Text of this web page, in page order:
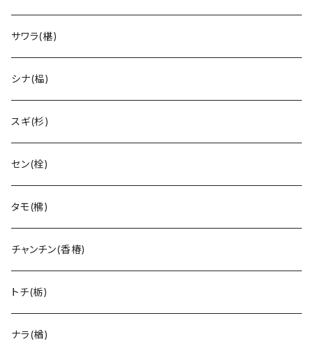
サワラ(椹)
シナ(榀)
スギ(杉)
セン(栓)
タモ(梻)
チャンチン(香椿)
トチ(栃)
ナラ(楢)